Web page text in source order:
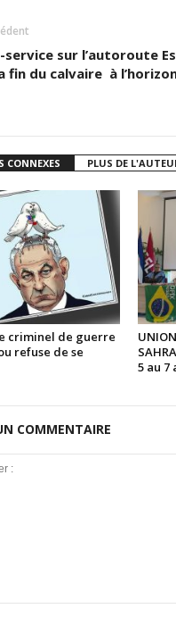
sur l’autoroute
fin du calvaire à
CONNEXES PLUS DE
criminel de guerre
refuse de se
5 au 7
COMMENTAIRE